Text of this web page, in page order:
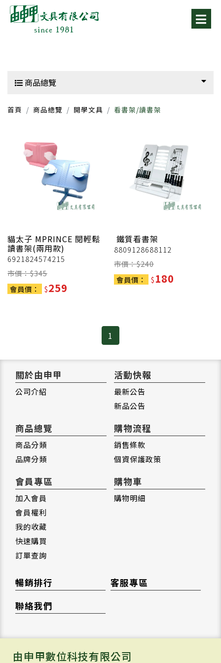
商品總覽
首頁 商品總覽 開學文具 看書架/讀書架
貓太子 MPRINCE 閱輕鬆
讀書架(兩用款)
6921824574215
市價：$345
會員價：
$259
鐵質看書架
8809128688112
市價：$240
會員價：
$180
1
關於由申甲
公司介紹
活動快報
最新公告
新品公告
商品總覽
商品分類
品牌分類
購物流程
銷售條款
個資保護政策
會員專區
加入會員
會員權利
我的收藏
快速購買
訂單查詢
購物車
購物明細
暢銷排行
客服專區
聯絡我們
由申甲數位科技有限公司